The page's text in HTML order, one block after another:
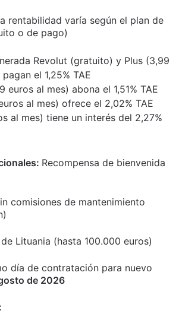
rentabilidad varía según el plan de
o de pago)
Revolut (gratuito) y Plus (3,99
el 1,25% TAE
euros al mes) abona el 1,51% TAE
al mes) ofrece el 2,02% TAE
al mes) tiene un interés del 2,27%
Recompensa de bienvenida
comisiones de mantenimiento
de Lituania (hasta 100.000 euros)
día de contratación para nuevo
de 2026